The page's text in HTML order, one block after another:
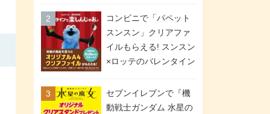
などが「揚げ物スーパ
ーセール」でお得に! 各
日16:00 ～ 20:00の4時
間限定で実施。ななチ
メリカンドッグが税抜
き69円!
コンビニで「パペット
スンスン」クリアファ
イルもらえる! スンスン
×ロッテのバレンタイン
スタート。セブン、フ
ァミマ、ローソンの3社
セブンイレブンで『機
動戦士ガンダム 水星の